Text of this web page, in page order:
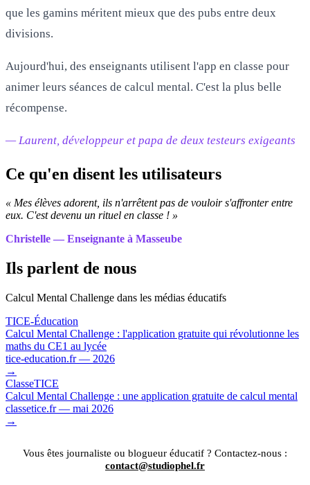
que les gamins méritent mieux que des pubs entre deux
divisions.
Aujourd'hui, des enseignants utilisent l'app en classe pour
animer leurs séances de calcul mental. C'est la plus belle
récompense.
— Laurent, développeur et papa de deux testeurs exigeants
Ce qu'en disent les utilisateurs
« Mes élèves adorent, ils n'arrêtent pas de vouloir s'affronter entre
eux. C'est devenu un rituel en classe ! »
Christelle — Enseignante à Masseube
Ils parlent de nous
Calcul Mental Challenge dans les médias éducatifs
TICE-Éducation
Calcul Mental Challenge : l'application gratuite qui révolutionne les
maths du CE1 au lycée
tice-education.fr — 2026
→
ClasseTICE
Calcul Mental Challenge : une application gratuite de calcul mental
classetice.fr — mai 2026
→
Vous êtes journaliste ou blogueur éducatif ? Contactez-nous :
contact@studiophel.fr